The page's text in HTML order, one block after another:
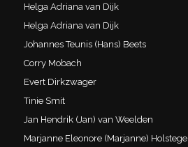
Helga Adriana van Dijk
Helga Adriana van Dijk
Johannes Teunis (Hans) Beets
Corry Mobach
Evert Dirkzwager
Tinie Smit
Jan Hendrik (Jan) van Weelden
Marjanne Eleonore (Marjanne) Holstege